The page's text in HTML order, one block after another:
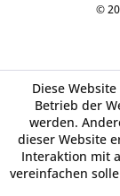
©
Diese
Betrieb der
werden.
dieser Website
Interaktion mit
vereinfachen